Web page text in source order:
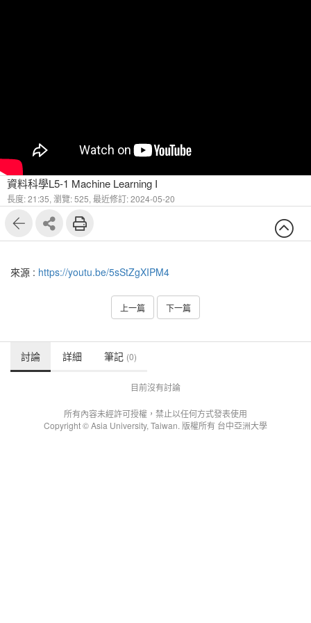
資料科學L5-1 Machine Learning I
長度: 21:35, 瀏覽: 525, 最近修訂: 2024-05-20
來源 : https://youtu.be/5sStZgXIPM4
上一篇 下一篇
討論 詳細 筆記 (0)
目前沒有討論
所有內容未經許可授權，禁止以任何方式發表使用
Copyright © Asia University, Taiwan. 版權所有 台中亞洲大學